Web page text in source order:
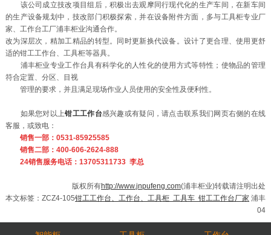
该公司成立技改项目组后，积极出去观摩同行现代化的生产车间，在新车间
的生产设备规划中，技改部门积极探索，并在设备附件方面，多与工具柜专业厂
家、工作台工厂浦丰柜业沟通合作。
改为深层次，精加工精品的转型。同时更新换代设备。设计了更合理、使用更舒
适的钳工工作台、工具柜等器具。
浦丰柜业专业工作台具有科学化的人性化的使用方式等特性；使物品的管理
符合定置、分区、目视
管理的要求，并且满足现场作业人员使用的安全性及便利性。
如果您对以上钳工工作台感兴趣或有疑问，请点击联系我们网页右侧的在线
客服，或致电：
销售一部：0531-85925585
销售二部：400-606-2624-888
24销售服务电话：13705311733 李总
版权所有http://www.jnpufeng.com(浦丰柜业)转载请注明出处
本文标签：ZCZ4-105钳工工作台、工作台、工具柜 工具车 钳工工作台厂家 浦丰
04